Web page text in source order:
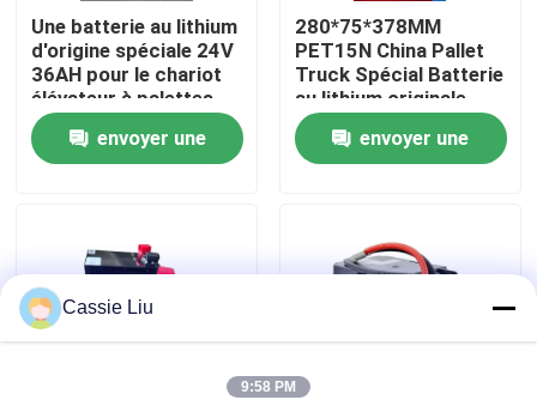
Contrôle de qualité
Demandez une citation
batterie au lithium de chariot élévateur
Lithium électrique Ion Battery de chariot élévateur
Batterie de chariot élévateur au lithium-ion de 48 volts
Batterie de camion de palette
Une batterie au lithium
d'origine spéciale 24V
36AH pour le chariot
élévateur à palettes
PET15N
envoyer une
280*75*378MM
PET15N China Pallet
Truck Spécial Batterie
au lithium originale
24V 36AH
envoyer une
Cassie Liu
9:58 PM